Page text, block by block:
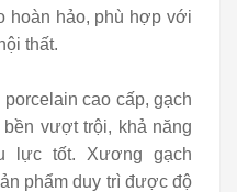
hoàn hảo, phù hợp với
thất.
cao cấp, gạch
vượt trội, khả năng
lực tốt. Xương gạch
phẩm duy trì được độ